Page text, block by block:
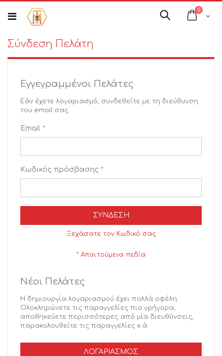
στο
περιεχόμενο
Cart
0
Αναζήτηση
Σύνδεση Πελάτη
Εγγεγραμμένοι Πελάτες
Εάν έχετε λογαριασμό, συνδεθείτε με τη διεύθυνση
του email σας.
Email
Κωδικός πρόσβασης
ΣΎΝΔΕΣΗ
Ξεχάσατε τον Κωδικό σας
Νέοι Πελάτες
Η δημιουργία λογαριασμού έχει πολλά οφέλη:
Ολοκληρώνετε τις παραγγελίες πιο γρήγορα,
αποθηκεύετε περισσότερες από μία διευθύνσεις,
παρακολουθείτε τις παραγγελίες κ.ά.
ΛΟΓΑΡΙΑΣΜΌΣ